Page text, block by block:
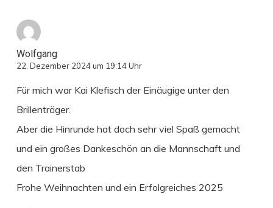
Wolfgang
22. Dezember 2024 um 19:14 Uhr
Für mich war Kai Klefisch der Einäugige unter den
Brillenträger.
Aber die Hinrunde hat doch sehr viel Spaß gemacht
und ein großes Dankeschön an die Mannschaft und
den Trainerstab
Frohe Weihnachten und ein Erfolgreiches 2025